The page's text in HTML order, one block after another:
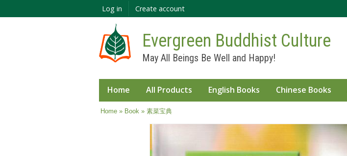
main
Log in Create account
Evergreen Buddhist Culture
May All Beings Be Well and Happy!
Home All Products English Books Chinese Books
You are here
Home» Book » 素菜宝典